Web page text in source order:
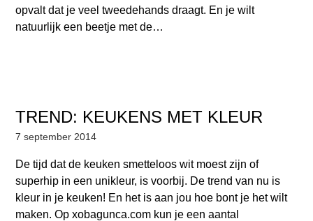
opvalt dat je veel tweedehands draagt. En je wilt
natuurlijk een beetje met de…
TREND: KEUKENS MET KLEUR
7 september 2014
De tijd dat de keuken smetteloos wit moest zijn of
superhip in een unikleur, is voorbij. De trend van nu is
kleur in je keuken! En het is aan jou hoe bont je het wilt
maken. Op xobagunca.com kun je een aantal